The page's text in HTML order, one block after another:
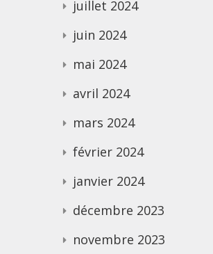
juillet 2024
juin 2024
mai 2024
avril 2024
mars 2024
février 2024
janvier 2024
décembre 2023
novembre 2023